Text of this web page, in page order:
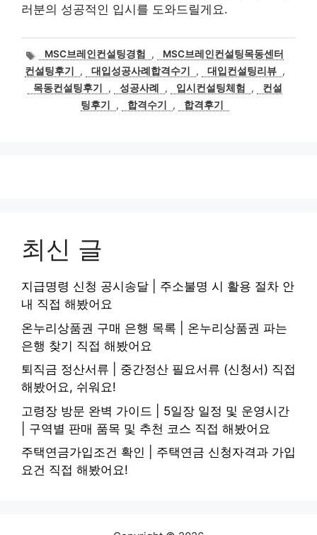
러분의 성공적인 입시를 도와드릴게요.
태
그
MSC브레인컨설팅경험 ,
MSC브레인컨설팅목동센터
컨설팅후기
, 대입성공사례합격수기 , 대입컨설팅리뷰 ,
목동컨설팅후기
, 성공사례 , 입시컨설팅체험 ,
컨설
팅후기
, 합격수기 , 합격후기
최신 글
지급명령 신청 공시송달 | 주소불명 시 활용 절차 안
내 직접 해봤어요
온누리상품권 구매 은행 목록 | 온누리상품권 파는
은행 찾기 직접 해봤어요
퇴직금 정산서류 | 중간정산 필요서류 (신청서) 직접
해봤어요, 쉬워요!
고령장 방문 완벽 가이드 | 5일장 일정 및 운영시간
| 구역별 판매 품목 및 추천 코스 직접 해봤어요
주택연금가입조건 확인 | 주택연금 신청자격과 가입
요건 직접 해봤어요!